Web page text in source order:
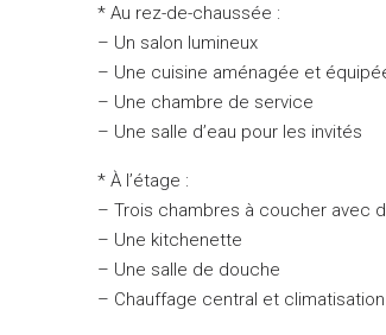
* Au rez-de-chaussée :
– Un salon lumineux
– Une cuisine aménagée et
– Une chambre de service
– Une salle d’eau pour les invités
* À l’étage :
– Trois chambres à coucher avec
– Une kitchenette
– Une salle de douche
– Chauffage central et